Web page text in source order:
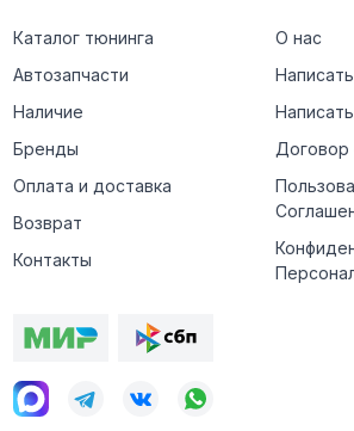
Каталог тюнинга
Автозапчасти
Наличие
Бренды
Оплата и доставка
Возврат
Контакты
О нас
Договор